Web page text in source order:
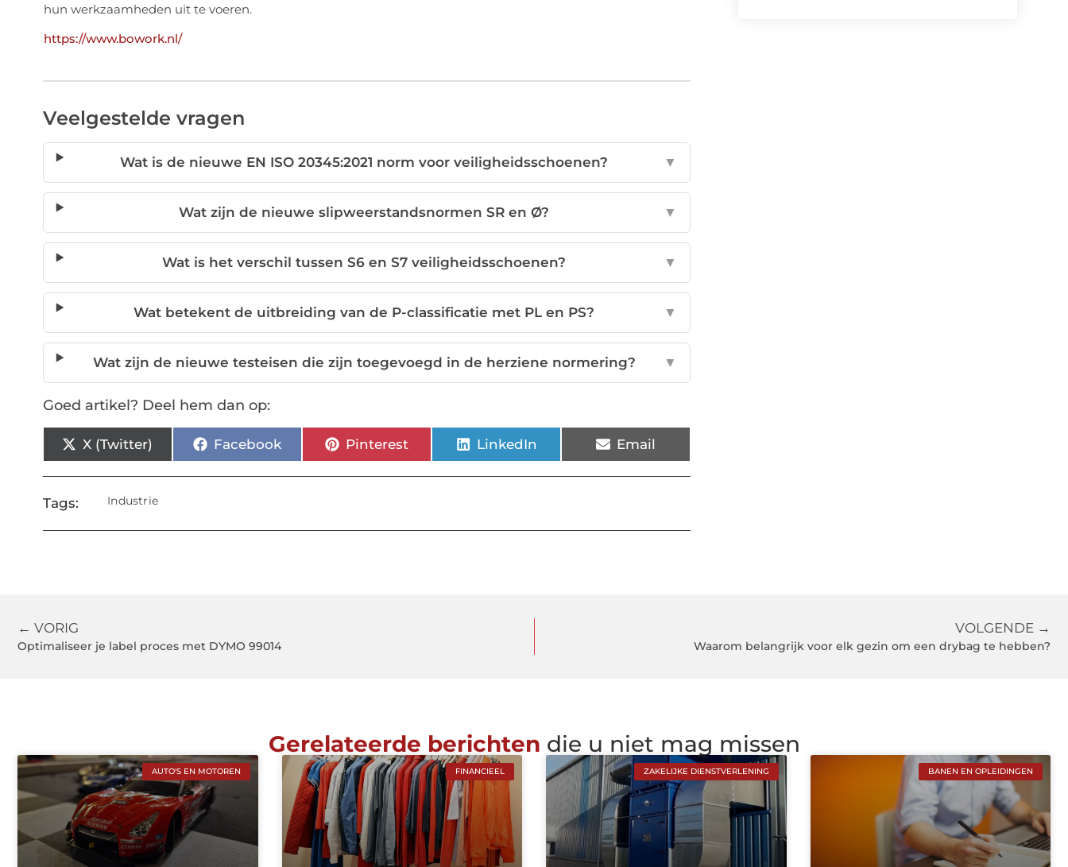
hun werkzaamheden uit te voeren.
https://www.bowork.nl/
Veelgestelde vragen
Wat is de nieuwe EN ISO 20345:2021 norm voor veiligheidsschoenen? ▼
Wat zijn de nieuwe slipweerstandsnormen SR en Ø? ▼
Wat is het verschil tussen S6 en S7 veiligheidsschoenen? ▼
Wat betekent de uitbreiding van de P-classificatie met PL en PS? ▼
Wat zijn de nieuwe testeisen die zijn toegevoegd in de herziene normering? ▼
Goed artikel? Deel hem dan op:
X (Twitter) Facebook Pinterest LinkedIn Email
Tags: Industrie
← VORIG
Optimaliseer je label proces met DYMO 99014
VOLGENDE →
Waarom belangrijk voor elk gezin om een drybag te hebben?
Gerelateerde berichten die u niet mag missen
AUTO'S EN MOTOREN FINANCIEEL ZAKELIJKE DIENSTVERLENING BANEN EN OPLEIDINGEN